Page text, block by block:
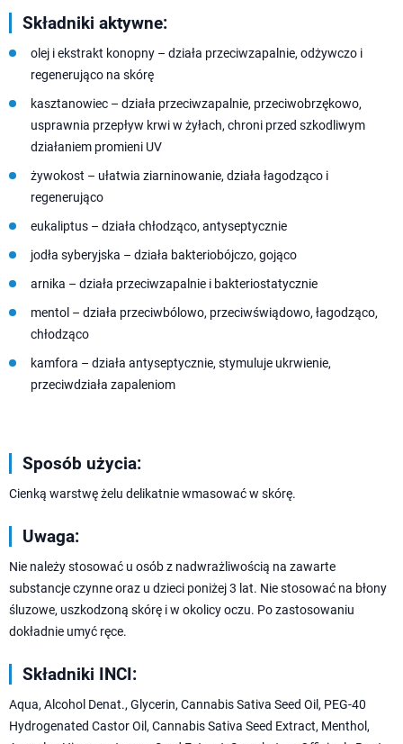
Składniki aktywne:
olej i ekstrakt konopny – działa przeciwzapalnie, odżywczo i
regenerująco na skórę
kasztanowiec – działa przeciwzapalnie, przeciwobrzękowo,
usprawnia przepływ krwi w żyłach, chroni przed szkodliwym
działaniem promieni UV
żywokost – ułatwia ziarninowanie, działa łagodząco i
regenerująco
eukaliptus – działa chłodząco, antyseptycznie
jodła syberyjska – działa bakteriobójczo, gojąco
arnika – działa przeciwzapalnie i bakteriostatycznie
mentol – działa przeciwbólowo, przeciwświądowo, łagodząco,
chłodząco
kamfora – działa antyseptycznie, stymuluje ukrwienie,
przeciwdziała zapaleniom
Sposób użycia:
Cienką warstwę żelu delikatnie wmasować w skórę.
Uwaga:
Nie należy stosować u osób z nadwrażliwością na zawarte
substancje czynne oraz u dzieci poniżej 3 lat. Nie stosować na błony
śluzowe, uszkodzoną skórę i w okolicy oczu. Po zastosowaniu
dokładnie umyć ręce.
Składniki INCI:
Aqua, Alcohol Denat., Glycerin, Cannabis Sativa Seed Oil, PEG-40
Hydrogenated Castor Oil, Cannabis Sativa Seed Extract, Menthol,